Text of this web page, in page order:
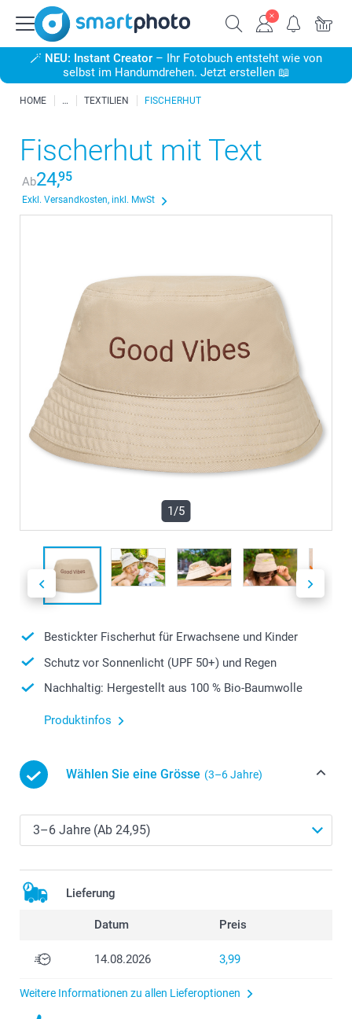
🪄 NEU: Instant Creator – Ihr Fotobuch entsteht wie von
selbst im Handumdrehen. Jetzt erstellen 📖
HOME TEXTILIEN FISCHERHUT
Fischerhut mit Text
Ab24,95
Exkl. Versandkosten, inkl. MwSt
1/5
Bestickter Fischerhut für Erwachsene und Kinder
Schutz vor Sonnenlicht (UPF 50+) und Regen
Nachhaltig: Hergestellt aus 100 % Bio-Baumwolle
Produktinfos
Wählen Sie eine Grösse (3–6 Jahre)
Lieferung
Datum Preis
14.08.2026 3,99
Weitere Informationen zu allen Lieferoptionen